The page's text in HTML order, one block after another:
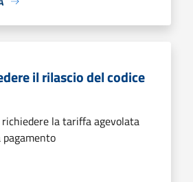
il rilascio del codice
la tariffa agevolata
pagamento